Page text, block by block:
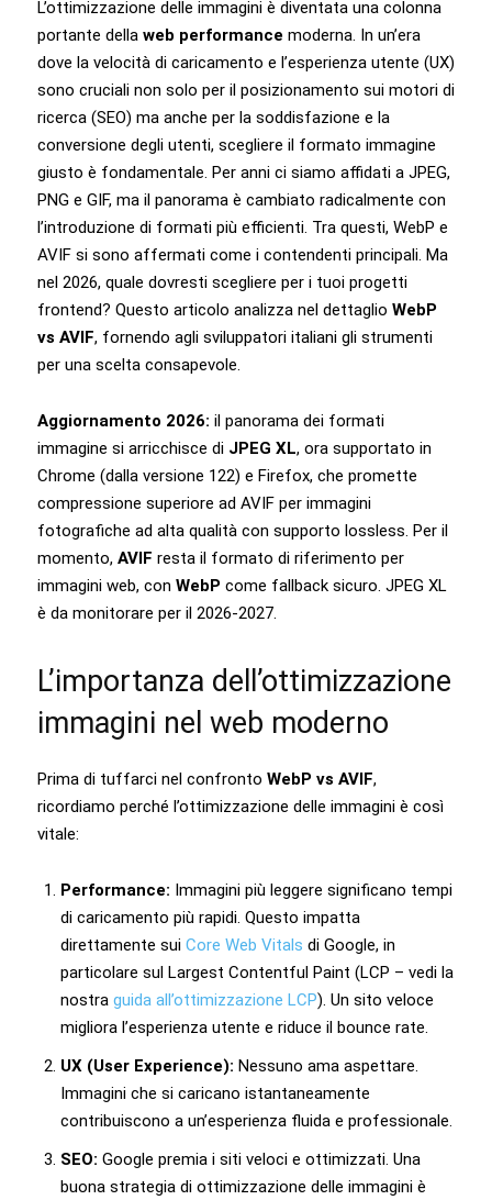
L’ottimizzazione delle immagini è diventata una colonna
portante della web performance moderna. In un’era
dove la velocità di caricamento e l’esperienza utente (UX)
sono cruciali non solo per il posizionamento sui motori di
ricerca (SEO) ma anche per la soddisfazione e la
conversione degli utenti, scegliere il formato immagine
giusto è fondamentale. Per anni ci siamo affidati a JPEG,
PNG e GIF, ma il panorama è cambiato radicalmente con
l’introduzione di formati più efficienti. Tra questi, WebP e
AVIF si sono affermati come i contendenti principali. Ma
nel 2026, quale dovresti scegliere per i tuoi progetti
frontend? Questo articolo analizza nel dettaglio WebP
vs AVIF, fornendo agli sviluppatori italiani gli strumenti
per una scelta consapevole.
Aggiornamento 2026: il panorama dei formati
immagine si arricchisce di JPEG XL, ora supportato in
Chrome (dalla versione 122) e Firefox, che promette
compressione superiore ad AVIF per immagini
fotografiche ad alta qualità con supporto lossless. Per il
momento, AVIF resta il formato di riferimento per
immagini web, con WebP come fallback sicuro. JPEG XL
è da monitorare per il 2026-2027.
L’importanza dell’ottimizzazione
immagini nel web moderno
Prima di tuffarci nel confronto WebP vs AVIF,
ricordiamo perché l’ottimizzazione delle immagini è così
vitale:
Performance: Immagini più leggere significano tempi
di caricamento più rapidi. Questo impatta
direttamente sui Core Web Vitals di Google, in
particolare sul Largest Contentful Paint (LCP – vedi la
nostra guida all’ottimizzazione LCP). Un sito veloce
migliora l’esperienza utente e riduce il bounce rate.
UX (User Experience): Nessuno ama aspettare.
Immagini che si caricano istantaneamente
contribuiscono a un’esperienza fluida e professionale.
SEO: Google premia i siti veloci e ottimizzati. Una
buona strategia di ottimizzazione delle immagini è